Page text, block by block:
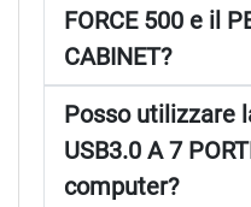
FORCE 500 e il
CABINET?
Posso utilizzare
USB3.0 A 7
computer?